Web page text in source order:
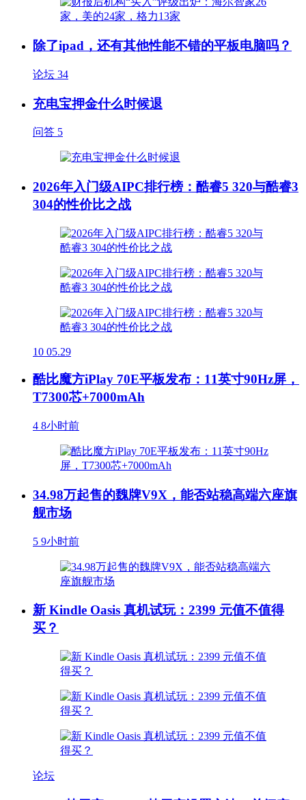
除了ipad，还有其他性能不错的平板电脑吗？
论坛 34
充电宝押金什么时候退
问答 5
2026年入门级AIPC排行榜：酷睿5 320与酷睿3
304的性价比之战
10 05.29
酷比魔方iPlay 70E平板发布：11英寸90Hz屏，
T7300芯+7000mAh
4 8小时前
34.98万起售的魏牌V9X，能否站稳高端六座旗
舰市场
5 9小时前
新 Kindle Oasis 真机试玩：2399 元值不值得
买？
论坛